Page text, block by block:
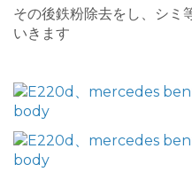
その後鉄粉除去をし、シミ
いきます